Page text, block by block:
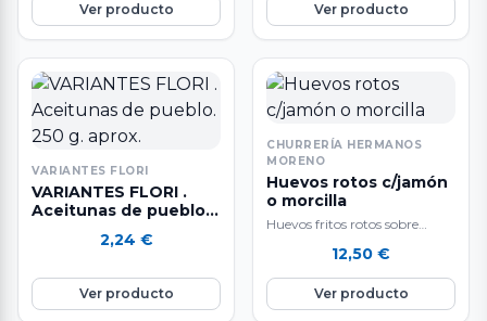
Ver producto Ver producto
VARIANTES FLORI
VARIANTES FLORI .
Aceitunas de pueblo.
2,24 €
Ver producto
CHURRERÍA HERMANOS
MORENO
Huevos rotos c/jamón
o morcilla
Huevos fritos rotos sobre
morcilla a elegir.
12,50 €
Ver producto